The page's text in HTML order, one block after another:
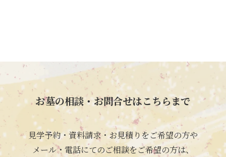
お墓の相談・お問合せはこちらまで
見学予約・資料請求・お見積りをご希望の方や
メール・電話にてのご相談をご希望の方は、